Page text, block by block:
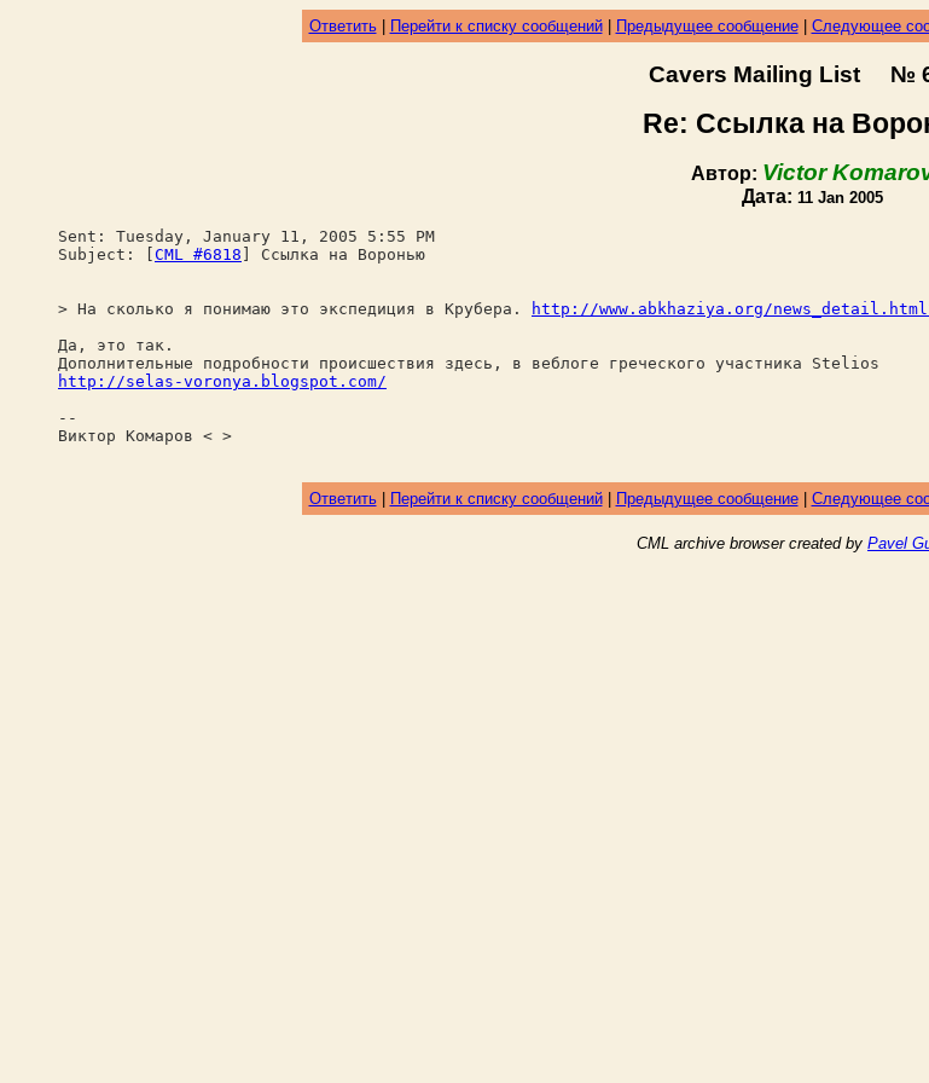
Ответить| Перейти к списку сообщений| Предыдущее сообщение| Следующее
Cavers Mailing List №
Re: Ссылка на
Автор: Victor
Дата: 11 Jan 2005
Sent: Tuesday, January 11, 2005 5:55 PM
Subject: [ CML #6818 ] Ссылка на Воронью
> На сколько я понимаю это экспедиция в Крубера.
http://www.abkhaziya.org/
Да, это так.
Дополнительные подробности происшествия здесь, в веблоге греческого участника Stelios
http://selas-voronya.blogspot.com/
--
Виктор Комаров < >
Ответить| Перейти к списку сообщений| Предыдущее сообщение| Следующее
CML archive browser created by Pavel